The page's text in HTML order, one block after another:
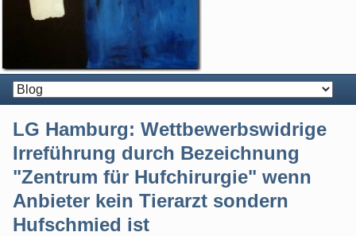
LG Hamburg: Wettbewerbswidrige
Irreführung durch Bezeichnung
"Zentrum für Hufchirurgie" wenn
Anbieter kein Tierarzt sondern
Hufschmied ist